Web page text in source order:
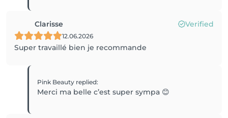
Clarisse Verified
12.06.2026
Super travaillé bien je recommande
Pink Beauty replied:
Merci ma belle c’est super sympa 😊